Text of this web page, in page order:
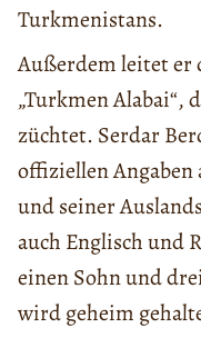
Turkmenistans.
Außerdem leitet er
„Turkmen Alabai“,
züchtet. Serdar
offiziellen
und seiner
auch Englisch und
einen Sohn und
wird geheim